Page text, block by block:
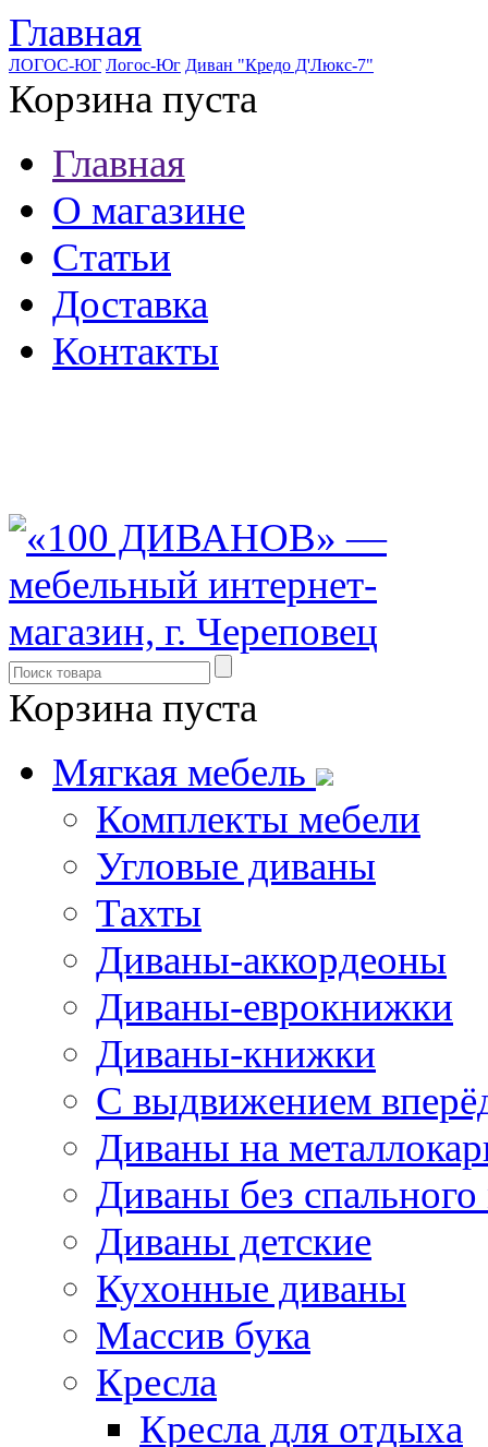
Главная
ЛОГОС-ЮГ Логос-Юг Диван "Кредо Д'Люкс-7"
Корзина пуста
Главная
О магазине
Статьи
Доставка
Контакты
Корзина пуста
Мягкая мебель
Комплекты мебели
Угловые диваны
Тахты
Диваны-аккордеоны
Диваны-еврокнижки
Диваны-книжки
С выдвижением
Диваны на
Диваны без спального
Диваны детские
Кухонные диваны
Массив бука
Кресла
Кресла для отдыха